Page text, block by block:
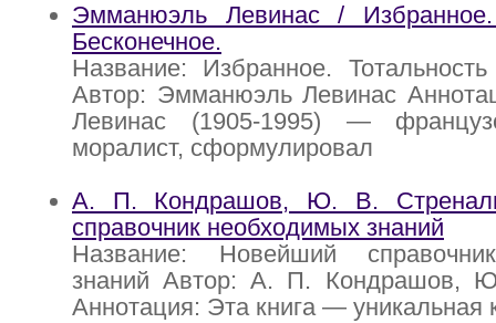
Эмманюэль Левинас / Избранное.
Бесконечное.
Название: Избранное.
Автор: Эмманюэль Левинас
Левинас (1905-1995) —
моралист, сформулировал
А. П. Кондрашов, Ю. В.
справочник необходимых знаний
Название: Новейший
знаний Автор: А. П. Кондрашов,
Аннотация: Эта книга — уникальная